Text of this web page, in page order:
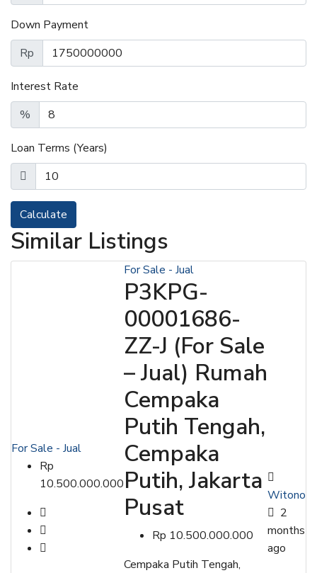
Down Payment
Rp
Interest Rate
%
Loan Terms (Years)
Calculate
Similar Listings
For Sale - Jual
Rp
10.500.000.000
For Sale - Jual
P3KPG-
00001686-
ZZ-J (For Sale
– Jual) Rumah
Cempaka
Putih Tengah,
Cempaka
Putih, Jakarta
Pusat
Rp 10.500.000.000
Cempaka Putih Tengah,
Witono
2
months
ago